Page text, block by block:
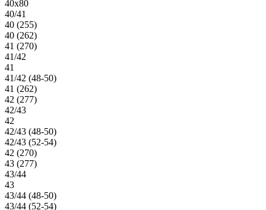
40х80
40/41
40 (255)
40 (262)
41 (270)
41/42
41
41/42 (48-50)
41 (262)
42 (277)
42/43
42
42/43 (48-50)
42/43 (52-54)
42 (270)
43 (277)
43/44
43
43/44 (48-50)
43/44 (52-54)